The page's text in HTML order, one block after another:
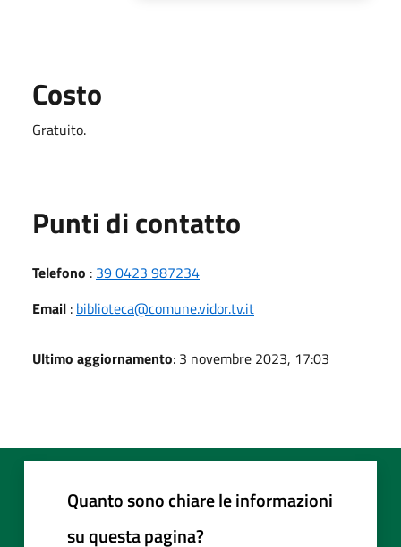
Costo
Gratuito.
Punti di contatto
Telefono : 39 0423 987234
Email : biblioteca@comune.vidor.tv.it
Ultimo aggiornamento: 3 novembre 2023, 17:03
Quanto sono chiare le informazioni
su questa pagina?